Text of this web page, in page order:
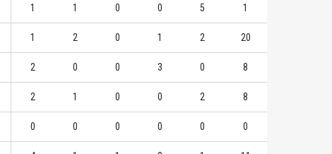
洪楷傑
涂亦含
林彥廷
丁恩迪
1 1 0 0 5 1
1 2 0 1 2 20
2 0 0 3 0 8
2 1 0 0 2 8
0 0 0 0 0 0